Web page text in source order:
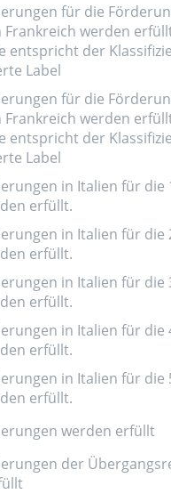
für die
Frankreich werden
entspricht der
Label
für die
Frankreich werden
entspricht der
Label
in Italien für die
erfüllt.
in Italien für die
erfüllt.
in Italien für die
erfüllt.
in Italien für die
erfüllt.
in Italien für die
erfüllt.
werden erfüllt
der